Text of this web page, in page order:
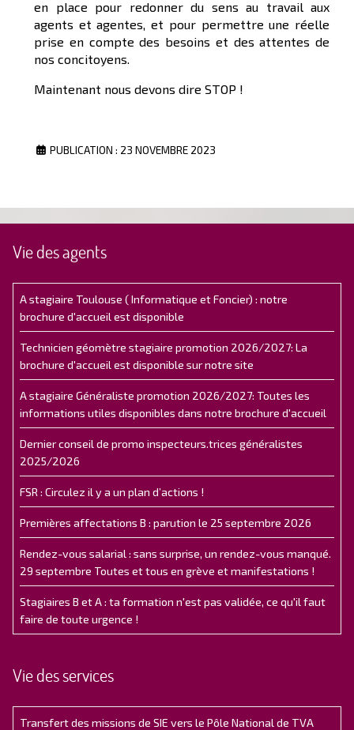
en place pour redonner du sens au travail aux
agents et agentes, et pour permettre une réelle
prise en compte des besoins et des attentes de
nos concitoyens.
Maintenant nous devons dire STOP !
PUBLICATION : 23 NOVEMBRE 2023
Vie des agents
A stagiaire Toulouse ( Informatique et Foncier) : notre
brochure d'accueil est disponible
Technicien géomètre stagiaire promotion 2026/2027: La
brochure d'accueil est disponible sur notre site
A stagiaire Généraliste promotion 2026/2027: Toutes les
informations utiles disponibles dans notre brochure d'accueil
Dernier conseil de promo inspecteurs.trices généralistes
2025/2026
FSR : Circulez il y a un plan d’actions !
Premières affectations B : parution le 25 septembre 2026
Rendez-vous salarial : sans surprise, un rendez-vous manqué.
29 septembre Toutes et tous en grève et manifestations !
Stagiaires B et A : ta formation n'est pas validée, ce qu'il faut
faire de toute urgence !
Vie des services
Transfert des missions de SIE vers le Pôle National de TVA